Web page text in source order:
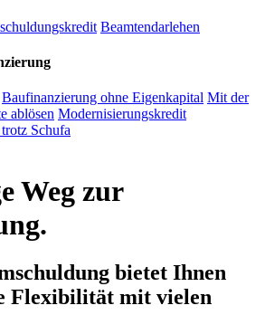
Beamtendarlehen
Baufinanzierung ohne Eigenkapital Mit der
ablösen Modernisierungskredit
Schufa
Weg zur
bietet Ihnen
Flexibilität mit vielen